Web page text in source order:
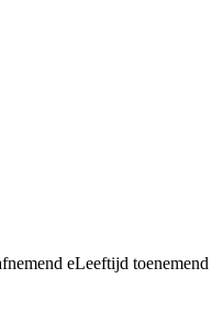
eLeeftijd toenemend